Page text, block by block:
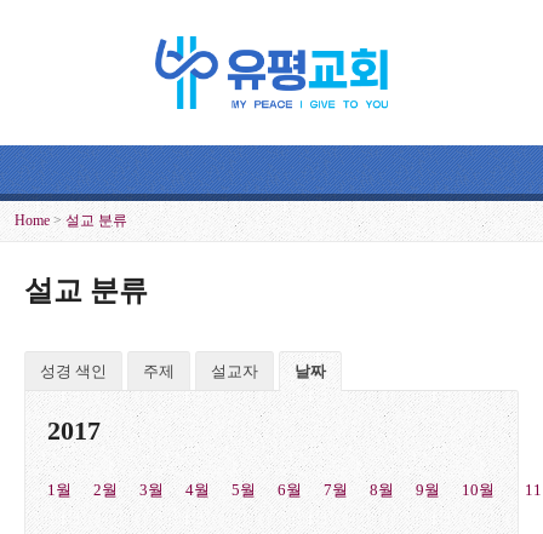
Home >설교 분류
설교 분류
성경 색인 주제 설교자 날짜
2017
1월 2월 3월 4월 5월 6월 7월 8월 9월 10월